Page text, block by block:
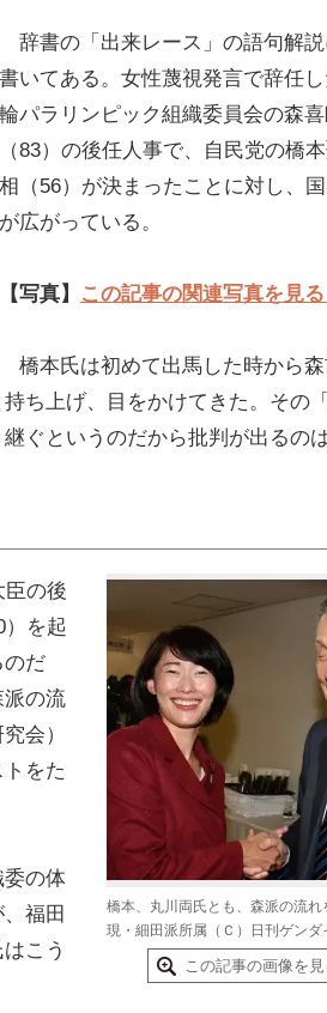
辞書の「出来レース」の語句解説
書いてある。女性蔑視発言で辞任
輪パラリンピック組織委員会の森
（83）の後任人事で、自民党の橋
相（56）が決まったことに対し、
が広がっている。
【写真】 この記事の関連写真を見る
橋本氏は初めて出馬した時から
ち上げ、目をかけてきた。その
ぐというのだから批判が出るの
橋本、丸川両氏とも、森派の流れ
現・細田派所属（Ｃ）日刊ゲンダ
この記事の画像を
臣の後
）を起
のだ
派の流
会）
をた
の体
福田
こう